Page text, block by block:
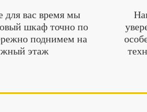
для вас время мы
шкаф точно по
поднимем на
этаж